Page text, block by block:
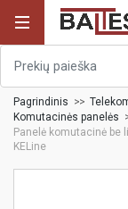
Pagrindinis
Komutacinės panelės
Panelė komutacinė be
KELine